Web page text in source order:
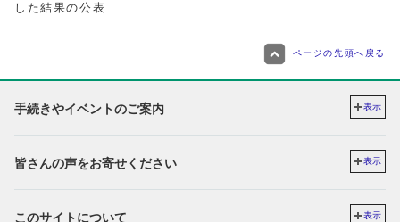
した結果の公表
ページの先頭へ戻る
手続きやイベントのご案内 表示
皆さんの声をお寄せください 表示
このサイトについて 表示